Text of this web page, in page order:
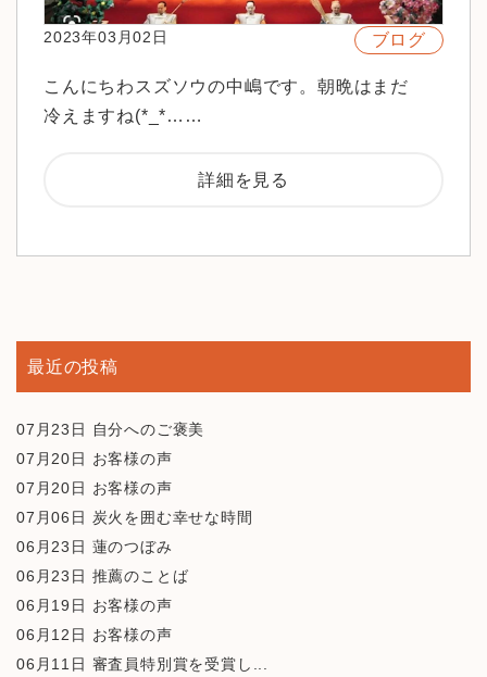
2023年03月02日 ブログ
こんにちわスズソウの中嶋です。朝晩はまだ
冷えますね(*_*……
詳細を見る
最近の投稿
07月23日
自分へのご褒美
07月20日 お客様の声
07月20日 お客様の声
07月06日 炭火を囲む幸せな時間
06月23日 蓮のつぼみ
06月23日 推薦のことば
06月19日 お客様の声
06月12日 お客様の声
06月11日 審査員特別賞を受賞し...